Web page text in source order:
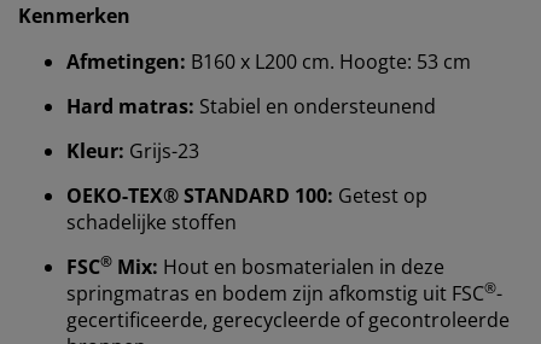
Kenmerken
Afmetingen: B160 x L200 cm. Hoogte: 53 cm
Hard matras: Stabiel en ondersteunend
Kleur: Grijs-23
OEKO-TEX® STANDARD 100: Getest op
schadelijke stoffen
FSC® Mix: Hout en bosmaterialen in deze
springmatras en bodem zijn afkomstig uit FSC®-
gecertificeerde, gerecycleerde of gecontroleerde
Wij personaliseren jouw ervaring